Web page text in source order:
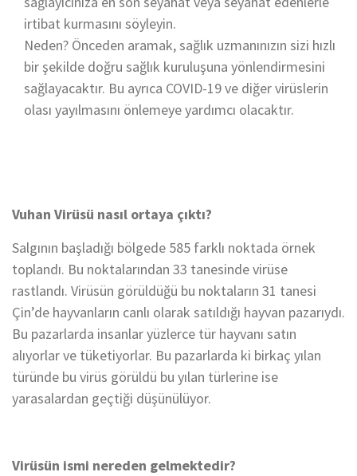
irtibat kurmasını söyleyin.
Neden? Önceden aramak, sağlık uzmanınızın sizi hızlı
bir şekilde doğru sağlık kuruluşuna yönlendirmesini
sağlayacaktır. Bu ayrıca COVID-19 ve diğer virüslerin
olası yayılmasını önlemeye yardımcı olacaktır.
Vuhan Virüsü nasıl ortaya çıktı?
Salgının başladığı bölgede 585 farklı noktada örnek
toplandı. Bu noktalarından 33 tanesinde virüse
rastlandı. Virüsün görüldüğü bu noktaların 31 tanesi
Çin’de hayvanların canlı olarak satıldığı hayvan pazarıydı.
Bu pazarlarda insanlar yüzlerce tür hayvanı satın
alıyorlar ve tüketiyorlar. Bu pazarlarda ki birkaç yılan
türünde bu virüs görüldü bu yılan türlerine ise
yarasalardan geçtiği düşünülüyor.
Virüsün ismi nereden gelmektedir?